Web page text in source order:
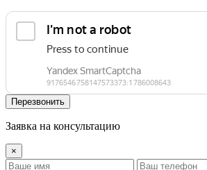
Перезвонить
Заявка на консультацию
×